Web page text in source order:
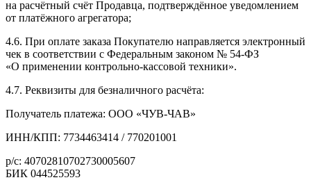
на расчётный счёт Продавца, подтверждённое уведомлением
от платёжного агрегатора;
4.6. При оплате заказа Покупателю направляется электронный
чек в соответствии с Федеральным законом № 54-ФЗ
«О применении контрольно-кассовой техники».
4.7. Реквизиты для безналичного расчёта:
Получатель платежа: ООО «ЧУВ-ЧАВ»
ИНН/КПП: 7734463414 / 770201001
р/с: 40702810702730005607
БИК 044525593